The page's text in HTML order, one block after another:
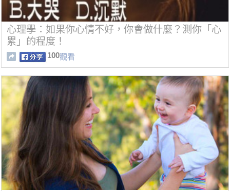
心理學：如果你心情不好，你會做什麼？測你「心
累」的程度！
100觀看